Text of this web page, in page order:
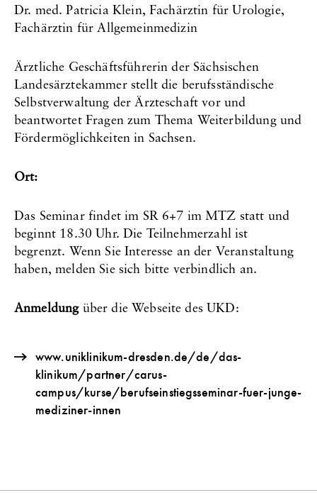
Dr. med. Patricia Klein, Fachärztin für Urologie,
Fachärztin für Allgemeinmedizin
Ärztliche Geschäftsführerin der Sächsischen
Landesärztekammer stellt die berufsständische
Selbstverwaltung der Ärzteschaft vor und
beantwortet Fragen zum Thema Weiterbildung und
Fördermöglichkeiten in Sachsen.
Ort:
Das Seminar findet im SR 6+7 im MTZ statt und
beginnt 18.30 Uhr. Die Teilnehmerzahl ist
begrenzt. Wenn Sie Interesse an der Veranstaltung
haben, melden Sie sich bitte verbindlich an.
Anmeldung über die Webseite des UKD:
www.uniklinikum-dresden.de/de/das-
klinikum/partner/carus-
campus/kurse/berufseinstiegsseminar-fuer-junge-
mediziner-innen